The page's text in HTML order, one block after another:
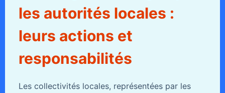
les autorités locales :
leurs actions et
responsabilités
Les collectivités locales, représentées par les